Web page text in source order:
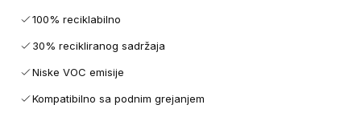
100% reciklabilno
30% recikliranog sadržaja
Niske VOC emisije
Kompatibilno sa podnim grejanjem